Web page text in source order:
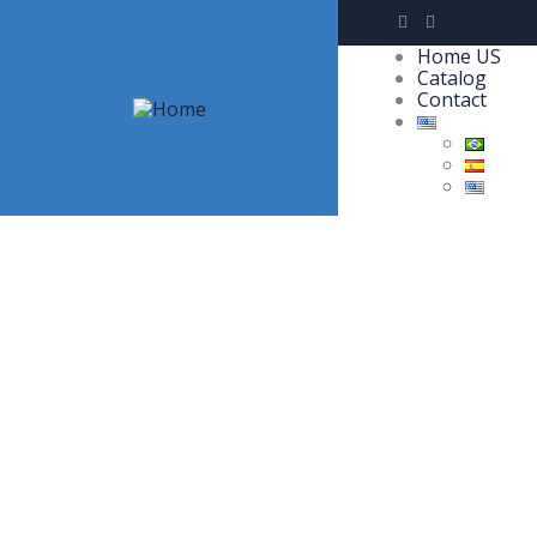
Home US
Catalog
Contact